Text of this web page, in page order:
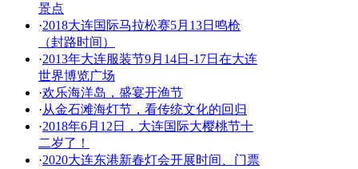
景点
·2018大连国际马拉松赛5月13日鸣枪
（封路时间）
·2013年大连服装节9月14日-17日在大连
世界博览广场
·欢乐海洋岛，盛宴开渔节
·从金石滩海灯节，看传统文化的回归
·2018年6月12日，大连国际大樱桃节十
二岁了！
·2020大连东港新春灯会开展时间、门票